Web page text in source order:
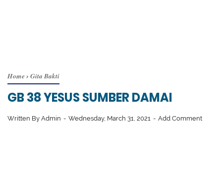
Home› Gita Bakti
GB 38 YESUS SUMBER DAMAI
Written By Admin Wednesday, March 31, 2021 Add Comment